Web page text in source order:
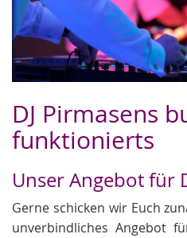
DJ Pirmasens
funktionierts
Unser Angebot für
Gerne schicken wir Euch
unverbindliches Angebot